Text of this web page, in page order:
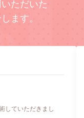
ただいた
ます。
していただきまし